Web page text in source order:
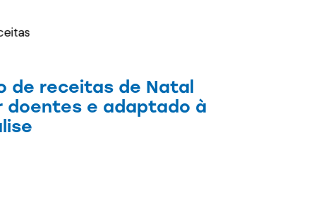
de receitas de Natal
doentes e adaptado à